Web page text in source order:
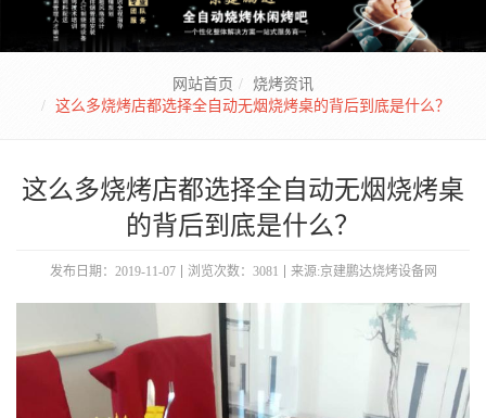
网站首页
烧烤资讯
这么多烧烤店都选择全自动无烟烧烤桌的背后到底是什么？
这么多烧烤店都选择全自动无烟烧烤桌
的背后到底是什么？
发布日期：2019-11-07 浏览次数：3081 来源:京建鹏达烧烤设备网